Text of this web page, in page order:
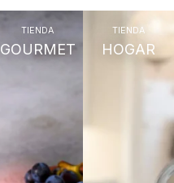
TIENDA
GOURMET
TIENDA
HOGAR